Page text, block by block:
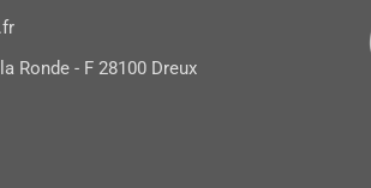
Ronde - F 28100 Dreux